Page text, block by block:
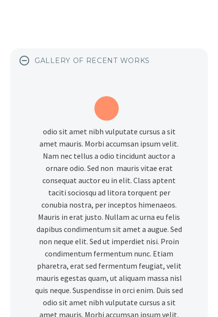
GALLERY OF RECENT WORKS
odio sit amet nibh vulputate cursus a sit
amet mauris. Morbi accumsan ipsum velit.
Nam nec tellus a odio tincidunt auctor a
ornare odio. Sed non mauris vitae erat
consequat auctor eu in elit. Class aptent
taciti sociosqu ad litora torquent per
conubia nostra, per inceptos himenaeos.
Mauris in erat justo. Nullam ac urna eu felis
dapibus condimentum sit amet a augue. Sed
non neque elit. Sed ut imperdiet nisi. Proin
condimentum fermentum nunc. Etiam
pharetra, erat sed fermentum feugiat, velit
mauris egestas quam, ut aliquam massa nisl
quis neque. Suspendisse in orci enim. Duis sed
odio sit amet nibh vulputate cursus a sit
amet mauris. Morbi accumsan ipsum velit.